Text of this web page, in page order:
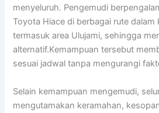
menyeluruh. Pengemudi
Toyota Hiace di berbagai rute
termasuk area Ulujami, sehingga
alternatif.Kemampuan tersebut
sesuai jadwal tanpa mengurangi
Selain kemampuan mengemudi,
mengutamakan keramahan,